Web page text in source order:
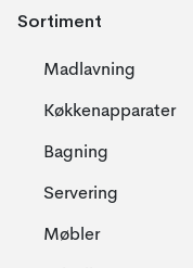
Sortiment
Madlavning
Køkkenapparater
Bagning
Servering
Møbler